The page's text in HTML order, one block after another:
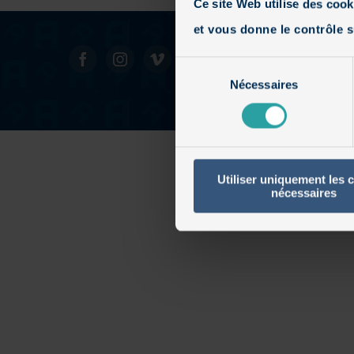
Ce site Web utilise des
et vous donne le contrôle
consentement
Nécessaires
Utiliser uniquement les
nécessaires